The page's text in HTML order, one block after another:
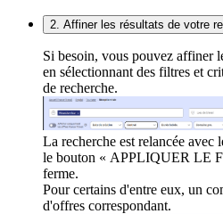
2. Affiner les résultats de votre
Si besoin, vous pouvez affiner
en sélectionnant des filtres et
de recherche.
La recherche est relancée
le bouton « APPLIQUER LE
ferme.
Pour certains d'entre eux, un
d'offres correspondant.